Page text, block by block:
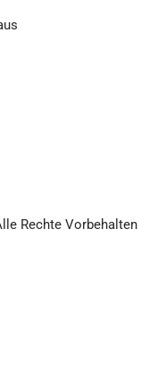
Rechte Vorbehalten